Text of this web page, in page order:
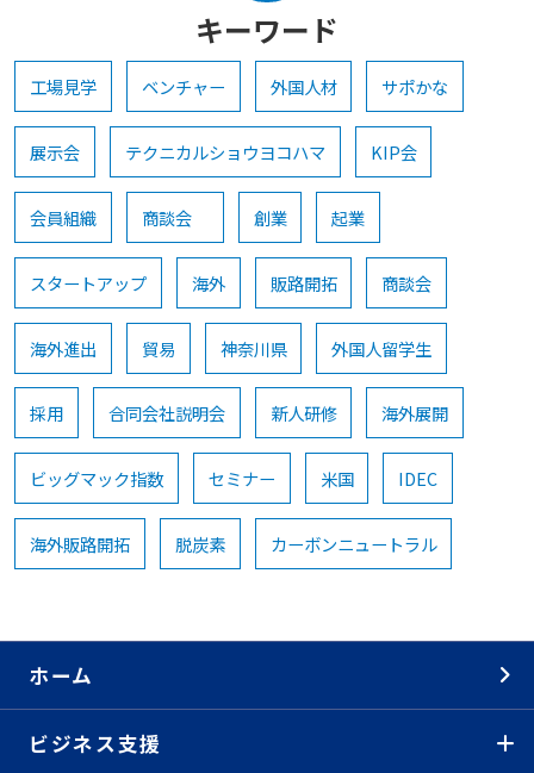
キーワード
工場見学 ベンチャー 外国人材 サポかな
展示会 テクニカルショウヨコハマ KIP会
会員組織 商談会 創業 起業
スタートアップ 海外 販路開拓 商談会
海外進出 貿易 神奈川県 外国人留学生
採用 合同会社説明会 新人研修 海外展開
ビッグマック指数 セミナー 米国 IDEC
海外販路開拓 脱炭素 カーボンニュートラル
ホーム
ビジネス支援